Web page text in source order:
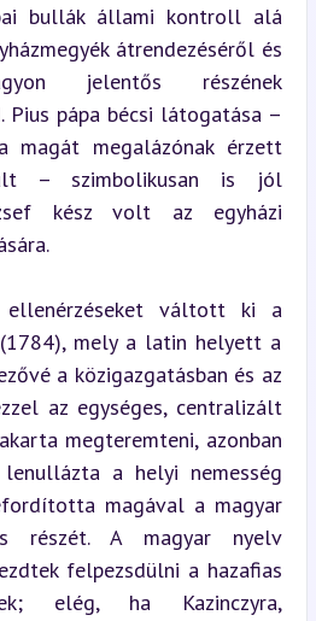
bullák állami kontroll alá
átrendezéséről és
jelentős részének
Pius pápa bécsi látogatása –
magát megalázónak érzett
– szimbolikusan is jól
kész volt az egyházi
ellenérzéseket váltott ki a
mely a latin helyett a
a közigazgatásban és az
az egységes, centralizált
megteremteni, azonban
a helyi nemesség
magával a magyar
részét. A magyar nyelv
felpezsdülni a hazafias
elég, ha Kazinczyra,